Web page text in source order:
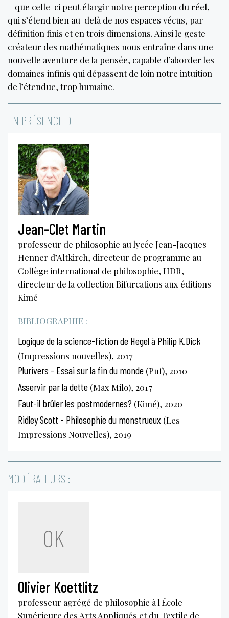
– que celle-ci peut élargir notre perception du réel,
qui s’étend bien au-delà de nos espaces vécus, par
définition finis et en trois dimensions. Ainsi le geste
créateur des mathématiques nous entraîne dans une
nouvelle aventure de la pensée, capable d’aborder les
domaines infinis qui dépassent de loin notre intuition
de l’étendue, trop humaine.
EN PRÉSENCE DE
Jean-Clet Martin
professeur de philosophie au lycée Jean-Jacques
Henner d’Altkirch, directeur de programme au
Collège international de philosophie, HDR,
directeur de la collection Bifurcations aux éditions
Kimé
BIBLIOGRAPHIE :
Logique de la science-fiction de Hegel à Philip K.Dick
(Impressions nouvelles), 2017
Plurivers - Essai sur la fin du monde (Puf), 2010
Asservir par la dette (Max Milo), 2017
Faut-il brûler les postmodernes? (Kimé), 2020
Ridley Scott - Philosophie du monstrueux (Les
Impressions Nouvelles), 2019
MODÉRATEURS :
OK
Olivier Koettlitz
professeur agrégé de philosophie à l'École
Supérieure des Arts Appliqués et du Textile de